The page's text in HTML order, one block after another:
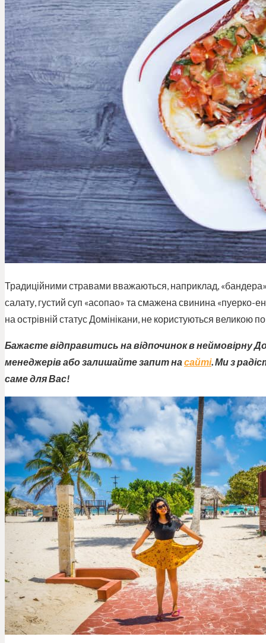
Традиційними стравами вважаються, наприклад, «бандера»
салату, густий суп «асопао» та смажена свинина «пуерко-
на острівній статус Домінікани, не користуються великою
Бажаєте відправитись на відпочинок в неймовірну
менеджерів або залишайте запит на сайті. Ми з
саме для Вас!